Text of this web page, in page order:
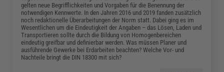
gelten neue Begrifflichkeiten und Vorgaben für die Benennung der
notwendigen Kennwerte. In den Jahren 2016 und 2019 fanden zusätzlich
noch redaktionelle Überarbeitungen der Norm statt. Dabei ging es im
Wesentlichen um die Eindeutigkeit der Angaben – das Lösen, Laden und
Transportieren sollte durch die Bildung von Homogenbereichen
eindeutig greifbar und definierbar werden. Was müssen Planer und
ausführende Gewerke bei Erdarbeiten beachten? Welche Vor- und
Nachteile bringt die DIN 18300 mit sich?